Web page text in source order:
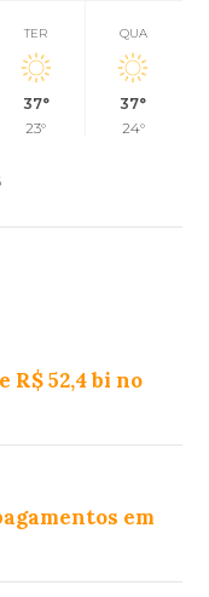
TER
37°
23°
QUA
37°
24°
52,4 bi no
em